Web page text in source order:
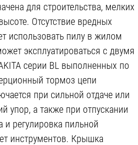
для строительства, мелких
Отсутствие вредных
использовать пилу в жилом
эксплуатироваться с двумя
серии BL выполненных по
тормоз цепи
при сильной отдаче или
упор, а также при отпускании
и регулировка пильной
инструментов. Крышка